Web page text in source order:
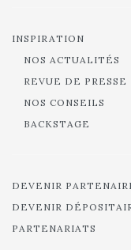
INSPIRATION
NOS ACTUALITÉS
REVUE DE PRESSE
NOS CONSEILS
BACKSTAGE
DEVENIR
DEVENIR
PARTENARIATS